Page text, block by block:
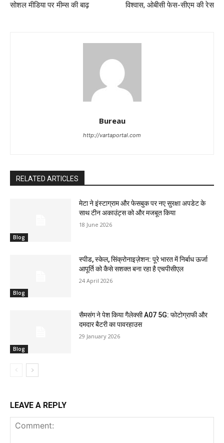
सोशल मीडिया पर मीम्स की बाढ़
विश्वास, ओबीसी फेस-सीएम की रेस
Bureau
http://vartaportal.com
RELATED ARTICLES
Blog
मेटा ने इंस्टाग्राम और फेसबुक पर नए सुरक्षा अपडेट के
साथ टीन अकाउंट्स को और मजबूत किया
18 June 2026
Blog
स्पीड, स्केल, सिंक्रोनाइज़ेशन: पूरे भारत में निर्बाध ऊर्जा
आपूर्ति को कैसे सशक्त बना रहा है एचपीसीएल
24 April 2026
Blog
सैमसंग ने पेश किया गैलेक्सी A07 5G: फोटोग्राफी और
दमदार बैटरी का पावरहाउस
29 January 2026
LEAVE A REPLY